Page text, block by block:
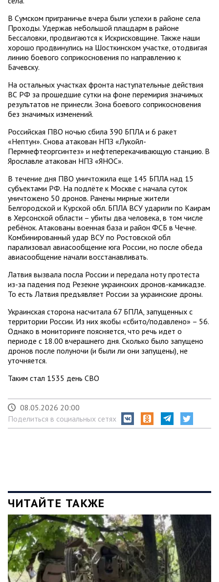
В Сумском приграничье вчера были успехи в районе села
Проходы. Удержав небольшой плацдарм в районе
Бессаловки, продвигаются к Искрисковщине. Также наши
хорошо продвинулись на Шосткинском участке, отодвигая
линию боевого соприкосновения по направлению к
Бачевску.
На остальных участках фронта наступательные действия
ВС РФ за прошедшие сутки на фоне перемирия значимых
результатов не принесли. Зона боевого соприкосновения
без значимых изменений.
Российская ПВО ночью сбила 390 БПЛА и 6 ракет
«Нептун». Снова атакован НПЗ «Лукойл-
Пермнефтеоргсинтез» и нефтеперекачивающую станцию. В
Ярославле атакован НПЗ «ЯНОС».
В течение дня ПВО уничтожила еще 145 БПЛА над 15
субъектами РФ. На подлёте к Москве с начала суток
уничтожено 50 дронов. Ранены мирные жители
Белгородской и Курской обл. БПЛА ВСУ ударили по Каирам
в Херсонской области – убиты два человека, в том числе
ребёнок. Атакованы военная база и район ФСБ в Чечне.
Комбинированный удар ВСУ по Ростовской обл
парализовал авиасообщение юга России, но после обеда
авиасообщение начали восстанавливать.
Латвия вызвала посла России и передала ноту протеста
из-за падения под Резекне украинских дронов-камикадзе.
То есть Латвия предъявляет России за украинские дроны.
Украинская сторона насчитала 67 БПЛА, запущенных с
территории России. Из них якобы «сбито/подавлено» – 56.
Однако в мониторинге поясняется, что речь идет о
периоде с 18.00 вчерашнего дня. Сколько было запущено
дронов после полуночи (и были ли они запущены), не
уточняется.
Таким стал 1535 день СВО
08.05.2026 20:00
Поделиться в социальных сетях
ЧИТАЙТЕ ТАКЖЕ